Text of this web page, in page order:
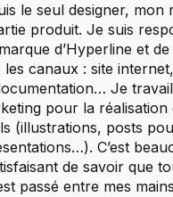
le seul designer, mon
produit. Je suis
d’Hyperline et
canaux : site
Je
pour la réalisation
(illustrations, posts
C’est
de savoir que
passé entre mes